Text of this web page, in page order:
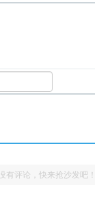
有评论，快来抢沙发吧！